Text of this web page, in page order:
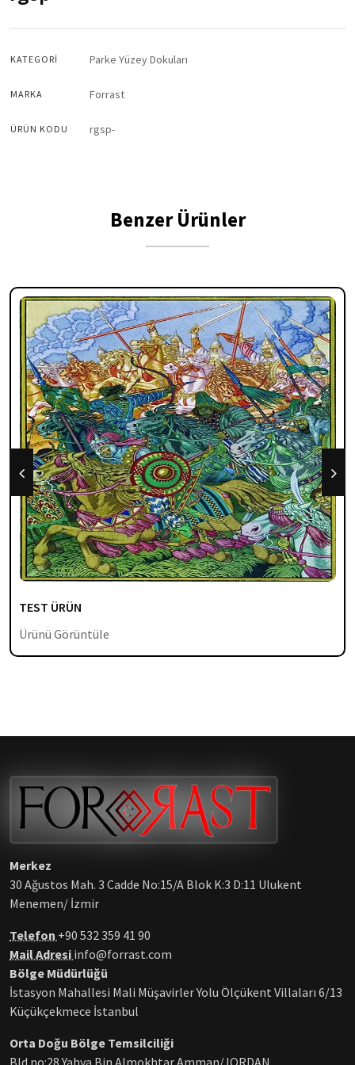
KATEGORI Parke Yüzey Dokuları
MARKA Forrast
ÜRÜN KODU rgsp-
Benzer Ürünler
TEST ÜRÜN
Ürünü Görüntüle
Merkez
30 Ağustos Mah. 3 Cadde No:15/A Blok K:3 D:11 Ulukent
Menemen/ İzmir
Telefon +90 532 359 41 90
Mail Adresi info@forrast.com
Bölge Müdürlüğü
İstasyon Mahallesi Mali Müşavirler Yolu Ölçükent Villaları 6/13
Küçükçekmece İstanbul
Orta Doğu Bölge Temsilciliği